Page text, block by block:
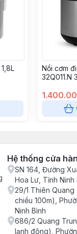
Nồi cơm
32Q011.N
Hệ thống cửa
SN 164, Đường
Hoa Lư, Tỉnh Ninh
29/1 Thiên
chiều 100m),
Ninh Bình
686/2 Quang
lạnh đông),